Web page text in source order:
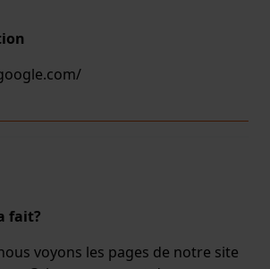
fait?
voyons les pages de notre site